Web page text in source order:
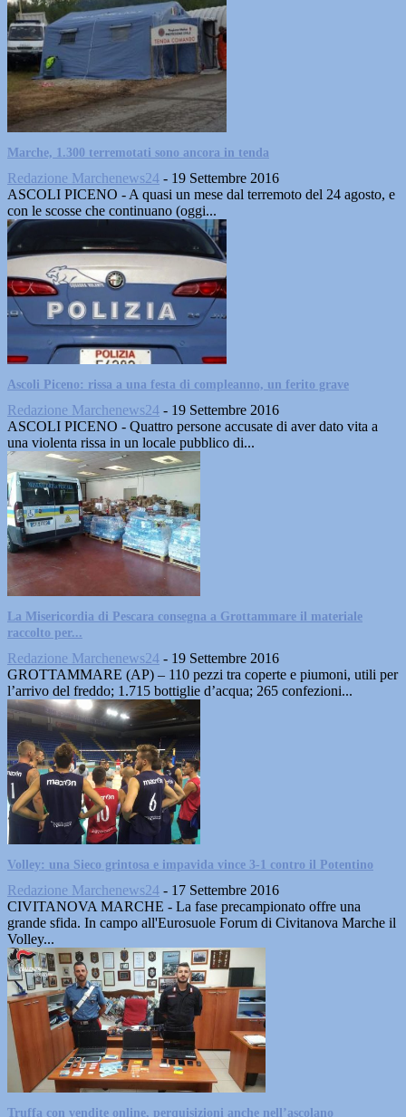
Marche, 1.300 terremotati sono ancora in tenda
Redazione Marchenews24 - 19 Settembre 2016
ASCOLI PICENO - A quasi un mese dal terremoto del 24 agosto, e
con le scosse che continuano (oggi...
Ascoli Piceno: rissa a una festa di compleanno, un ferito grave
Redazione Marchenews24 - 19 Settembre 2016
ASCOLI PICENO - Quattro persone accusate di aver dato vita a
una violenta rissa in un locale pubblico di...
La Misericordia di Pescara consegna a Grottammare il materiale
raccolto per...
Redazione Marchenews24 - 19 Settembre 2016
GROTTAMMARE (AP) – 110 pezzi tra coperte e piumoni, utili per
l’arrivo del freddo; 1.715 bottiglie d’acqua; 265 confezioni...
Volley: una Sieco grintosa e impavida vince 3-1 contro il Potentino
Redazione Marchenews24 - 17 Settembre 2016
CIVITANOVA MARCHE - La fase precampionato offre una
grande sfida. In campo all'Eurosuole Forum di Civitanova Marche il
Volley...
Truffa con vendite online, perquisizioni anche nell’ascolano